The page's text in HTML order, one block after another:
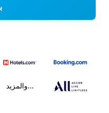
...والمزيد